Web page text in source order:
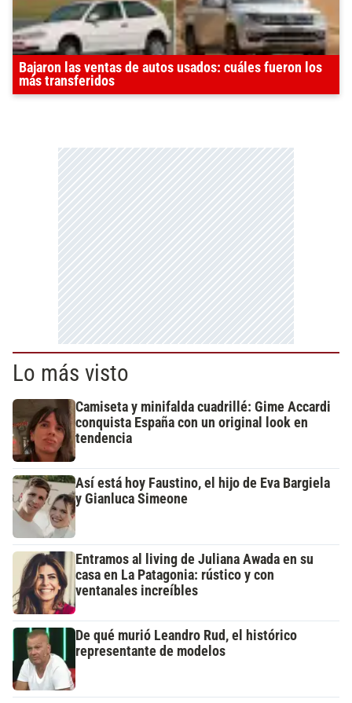
Bajaron las ventas de autos usados: cuáles fueron los
más transferidos
Lo más visto
Camiseta y minifalda cuadrillé: Gime Accardi
conquista España con un original look en
tendencia
Así está hoy Faustino, el hijo de Eva Bargiela
y Gianluca Simeone
Entramos al living de Juliana Awada en su
casa en La Patagonia: rústico y con
ventanales increíbles
De qué murió Leandro Rud, el histórico
representante de modelos